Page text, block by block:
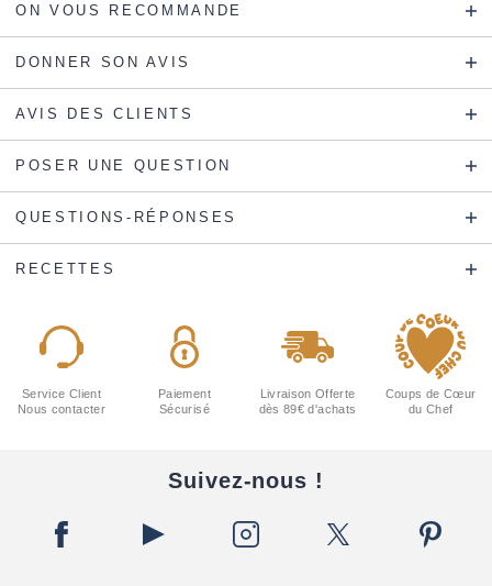
ON VOUS RECOMMANDE
DONNER SON AVIS
AVIS DES CLIENTS
POSER UNE QUESTION
QUESTIONS-RÉPONSES
RECETTES
Service Client
Nous contacter
Paiement
Sécurisé
Livraison Offerte
dès 89€ d'achats
Coups de Cœur
du Chef
Suivez-nous !